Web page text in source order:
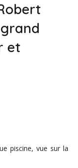
et
piscine, vue sur la